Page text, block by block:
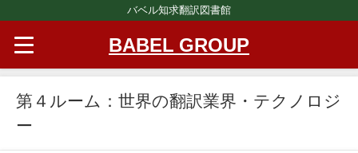
バベル知求翻訳図書館
BABEL GROUP
第４ルーム：世界の翻訳業界・テクノロジ
ー